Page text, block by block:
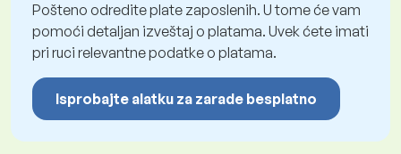
Pošteno odredite plate zaposlenih. U tome će vam
pomoći detaljan izveštaj o platama. Uvek ćete imati
pri ruci relevantne podatke o platama.
Isprobajte alatku za zarade besplatno